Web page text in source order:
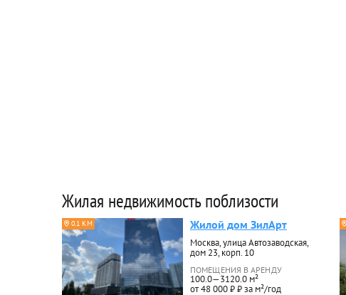
Жилая недвижимость поблизости
0.1 КМ Жилой дом ЗилАрт
Москва, улица Автозаводская,
дом 23, корп. 10
ПОМЕЩЕНИЯ В АРЕНДУ
100.0—3120.0 м²
от 48 000 ₽ ₽ за м²/год